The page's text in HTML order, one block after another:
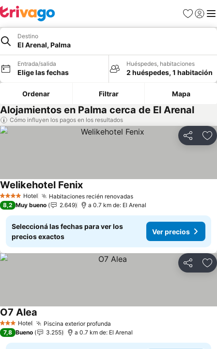
Favoritos
Iniciar
Destino
El Arenal, Palma
Entrada/salida
Elige las fechas
Huéspedes, habitaciones
2 huéspedes, 1 habitación
Ordenar Filtrar Mapa
Alojamientos en Palma cerca de El Arenal
Cómo influyen los pagos en los resultados
Compartir
4 EstrellasHotel Habitaciones recién renovadasVer precios
Welikehotel FenixVer precios
8,2 Muy bueno 2.649 a 0.7 km de: El Arenal
Seleccioná las fechas para ver los
precios exactos
Ver precios
Compartir
3 Estrellas
Hotel Piscina exterior profunda
O7 Alea
7,8 Bueno 3.255 a 0.7 km de: El Arenal